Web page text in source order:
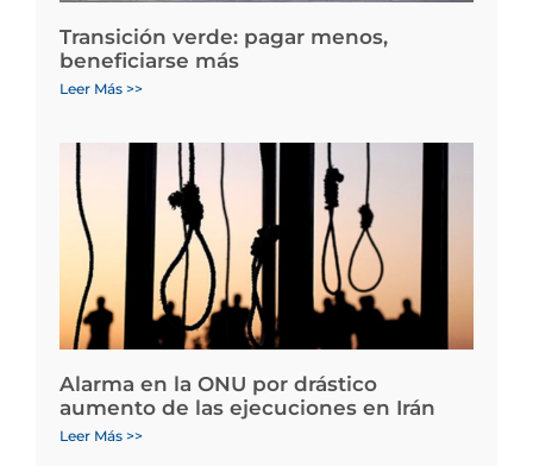
Transición verde: pagar menos,
beneficiarse más
Leer Más >>
Alarma en la ONU por drástico
aumento de las ejecuciones en Irán
Leer Más >>